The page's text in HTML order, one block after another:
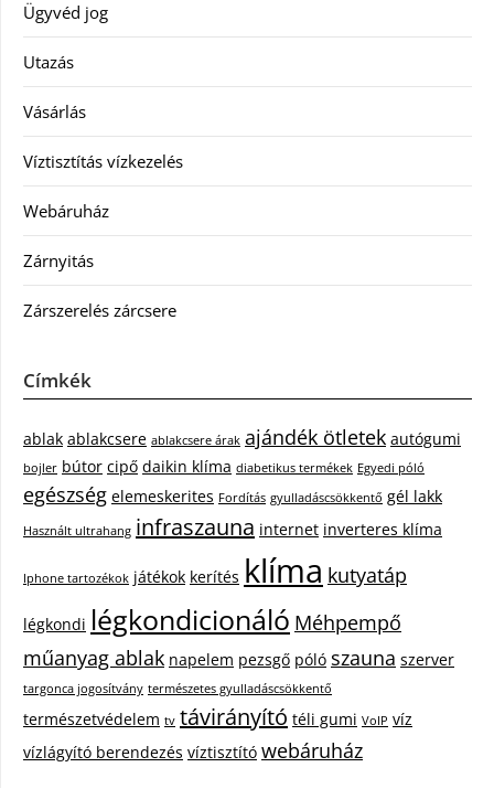
Ügyvéd jog
Utazás
Vásárlás
Víztisztítás vízkezelés
Webáruház
Zárnyitás
Zárszerelés zárcsere
Címkék
ablak ablakcsere ablakcsere árak ajándék ötletek autógumi
bojler bútor cipő daikin klíma diabetikus termékek Egyedi póló
egészség elemeskerites Fordítás gyulladáscsökkentő gél lakk
Használt ultrahang infraszauna internet inverteres klíma
Iphone tartozékok játékok kerítés klíma kutyatáp
légkondi légkondicionáló Méhpempő
műanyag ablak napelem pezsgő póló szauna szerver
targonca jogosítvány természetes gyulladáscsökkentő
természetvédelem tv távirányító téli gumi VoIP víz
vízlágyító berendezés víztisztító webáruház